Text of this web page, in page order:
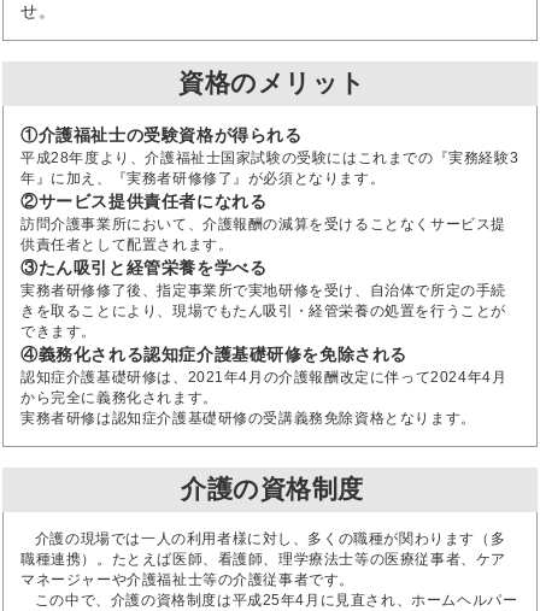
せ。
資格のメリット
①介護福祉士の受験資格が得られる
平成28年度より、介護福祉士国家試験の受験にはこれまでの『実務経験3
年』に加え、『実務者研修修了』が必須となります。
②サービス提供責任者になれる
訪問介護事業所において、介護報酬の減算を受けることなくサービス提
供責任者として配置されます。
③たん吸引と経管栄養を学べる
実務者研修修了後、指定事業所で実地研修を受け、自治体で所定の手続
きを取ることにより、現場でもたん吸引・経管栄養の処置を行うことが
できます。
④義務化される認知症介護基礎研修を免除される
認知症介護基礎研修は、2021年4月の介護報酬改定に伴って2024年4月
から完全に義務化されます。
実務者研修は認知症介護基礎研修の受講義務免除資格となります。
介護の資格制度
介護の現場では一人の利用者様に対し、多くの職種が関わります（多
職種連携）。たとえば医師、看護師、理学療法士等の医療従事者、ケア
マネージャーや介護福祉士等の介護従事者です。
この中で、介護の資格制度は平成25年4月に見直され、ホームヘルパー